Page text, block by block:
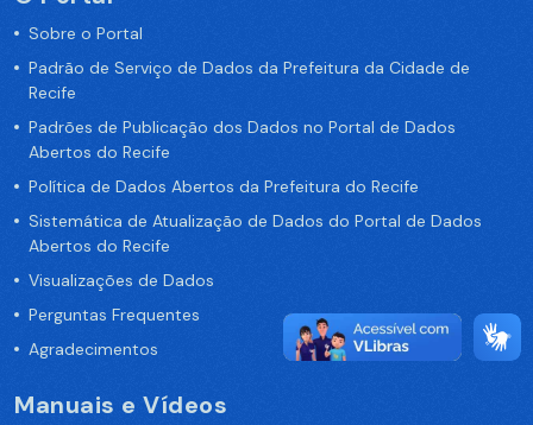
Sobre o Portal
Padrão de Serviço de Dados da Prefeitura da Cidade de
Recife
Padrões de Publicação dos Dados no Portal de Dados
Abertos do Recife
Política de Dados Abertos da Prefeitura do Recife
Sistemática de Atualização de Dados do Portal de Dados
Abertos do Recife
Visualizações de Dados
Perguntas Frequentes
Agradecimentos
Manuais e Vídeos